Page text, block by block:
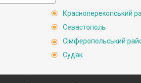
Красноперекопський
Севастополь
Сімферопольський
Судак